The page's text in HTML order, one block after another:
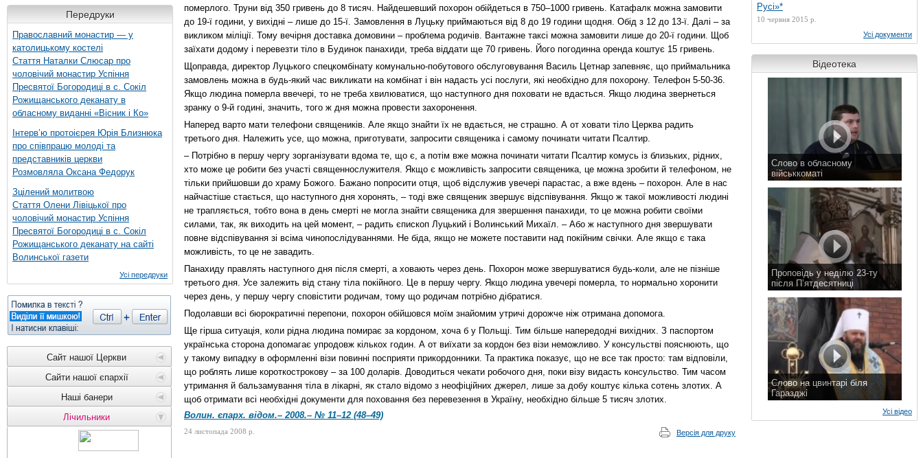
Передруки
Православний монастир — у
католицькому костелі
Стаття Наталки Слюсар про
чоловічий монастир Успіння
Пресвятої Богородиці в с. Сокіл
Рожищанського деканату в
обласному виданні «Вісник і Ко»
Інтерв’ю протоієрея Юрія Близнюка
про співпрацю молоді та
представників церкви
Розмовляла Оксана Федорук
Зцілений молитвою
Стаття Олени Лівіцької про
чоловічий монастир Успіння
Пресвятої Богородиці в с. Сокіл
Рожищанського деканату на сайті
Волинської газети
Усі передруки
Сайт нашої Церкви
Сайти нашої єпархії
Наші банери
Лічильники
померлого. Труни від 350 гривень до 8 тисяч. Найдешевший похорон обійдеться в 750–1000 гривень. Катафалк можна замовити
до 19-ї години, у вихідні – лише до 15-ї. Замовлення в Луцьку приймаються від 8 до 19 години щодня. Обід з 12 до 13-ї. Далі – за
викликом міліції. Тому вечірня доставка домовини – проблема родичів. Вантажне таксі можна замовити лише до 20-ї години. Щоб
заїхати додому і перевезти тіло в Будинок панахиди, треба віддати ще 70 гривень. Його погодинна оренда коштує 15 гривень.
Щоправда, директор Луцького спецкомбінату комунально-побутового обслуговування Василь Цетнар запевняє, що приймальника
замовлень можна в будь-який час викликати на комбінат і він надасть усі послуги, які необхідно для похорону. Телефон 5-50-36.
Якщо людина померла ввечері, то не треба хвилюватися, що наступного дня поховати не вдасться. Якщо людина звернеться
зранку о 9-й годині, значить, того ж дня можна провести захоронення.
Наперед варто мати телефони священиків. Але якщо знайти їх не вдається, не страшно. А от ховати тіло Церква радить
третього дня. Належить усе, що можна, приготувати, запросити священика і самому починати читати Псалтир.
– Потрібно в першу чергу зорганізувати вдома те, що є, а потім вже можна починати читати Псалтир комусь із близьких, рідних,
хто може це робити без участі священнослужителя. Якщо є можливість запросити священика, це можна зробити й телефоном, не
тільки прийшовши до храму Божого. Бажано попросити отця, щоб відслужив увечері парастас, а вже вдень – похорон. Але в нас
найчастіше стається, що наступного дня хоронять, – тоді вже священик звершує відспівування. Якщо ж такої можливості людині
не трапляється, тобто вона в день смерті не могла знайти священика для звершення панахиди, то це можна робити своїми
силами, так, як виходить на цей момент, – радить єпископ Луцький і Волинський Михаїл. – Або ж наступного дня звершувати
повне відспівування зі всіма чинопослідуваннями. Не біда, якщо не можете поставити над покійним свічки. Але якщо є така
можливість, то це не завадить.
Панахиду правлять наступного дня після смерті, а ховають через день. Похорон може звершуватися будь-коли, але не пізніше
третього дня. Усе залежить від стану тіла покійного. Це в першу чергу. Якщо людина увечері померла, то нормально хоронити
через день, у першу чергу сповістити родичам, тому що родичам потрібно дібратися.
Подолавши всі бюрократичні перепони, похорон обійшовся моїм знайомим утричі дорожче ніж отримана допомога.
Ще гірша ситуація, коли рідна людина помирає за кордоном, хоча б у Польщі. Тим більше напередодні вихідних. З паспортом
українська сторона допомагає упродовж кількох годин. А от виїхати за кордон без візи неможливо. У консульстві пояснюють, що
у такому випадку в оформленні візи повинні посприяти прикордонники. Та практика показує, що не все так просто: там відповіли,
що роблять лише короткострокову – за 100 доларів. Доводиться чекати робочого дня, поки візу видасть консульство. Тим часом
утримання й бальзамування тіла в лікарні, як стало відомо з неофіційних джерел, лише за добу коштує кілька сотень злотих. А
щоб отримати всі необхідні документи для поховання без перевезення в Україну, необхідно більше 5 тисяч злотих.
Волин. єпарх. відом.– 2008.– № 11–12 (48–49)
24 листопада 2008 р. Версія для друку
Русі»*
10 червня 2015 р.
Усі документи
Відеотека
Слово в обласному
військкоматі
Проповідь у неділю 23-ту
після П’ятдесятниці
Слово на цвинтарі біля
Гаразджі
Усі відео